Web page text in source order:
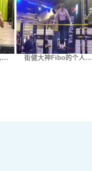
… 街健大神Fibo的个人…